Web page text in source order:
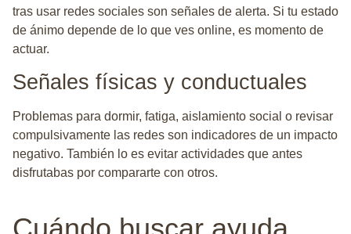
tras usar redes sociales son señales de alerta. Si tu estado
de ánimo depende de lo que ves online, es momento de
actuar.
Señales físicas y conductuales
Problemas para dormir, fatiga, aislamiento social o revisar
compulsivamente las redes son indicadores de un impacto
negativo. También lo es evitar actividades que antes
disfrutabas por compararte con otros.